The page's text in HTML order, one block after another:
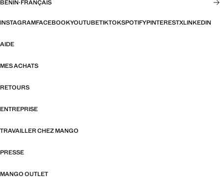
BÉNIN·FRANÇAIS
INSTAGRAMFACEBOOKYOUTUBETIKTOKSPOTIFYPINTERESTXLINKEDIN
AIDE
MES ACHATS
RETOURS
ENTREPRISE
TRAVAILLER CHEZ MANGO
PRESSE
MANGO OUTLET